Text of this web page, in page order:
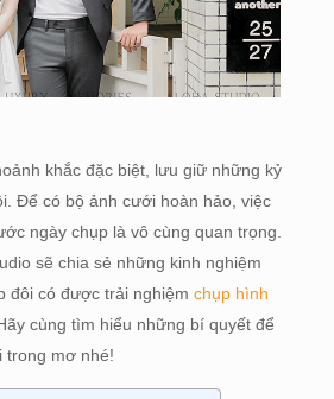
khắc đặc biệt, lưu giữ những kỷ
Để có bộ ảnh cưới hoàn hảo, việc
ngày chụp là vô cùng quan trọng.
sẽ chia sẻ những kinh nghiệm
đôi có được trải nghiệm chụp hình
cùng tìm hiểu những bí quyết để
trong mơ nhé!